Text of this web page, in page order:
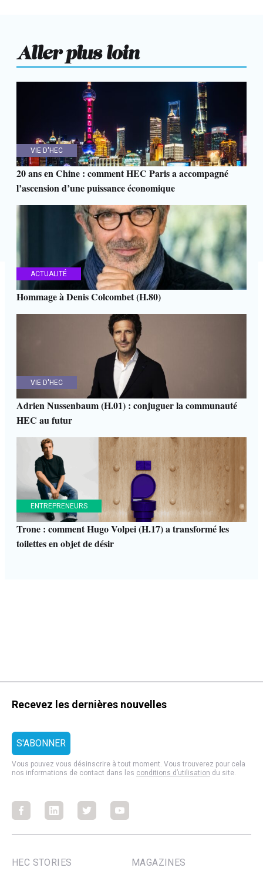
Aller plus loin
VIE D'HEC
20 ans en Chine : comment HEC Paris a accompagné
l’ascension d’une puissance économique
ACTUALITÉ
Hommage à Denis Colcombet (H.80)
VIE D'HEC
Adrien Nussenbaum (H.01) : conjuguer la communauté
HEC au futur
ENTREPRENEURS
Trone : comment Hugo Volpei (H.17) a transformé les
toilettes en objet de désir
Recevez les dernières nouvelles
Vous pouvez vous désinscrire à tout moment. Vous trouverez pour cela
nos informations de contact dans les conditions d’utilisation du site.
FacebookFacebookFacebookFacebook
HEC STORIES MAGAZINES